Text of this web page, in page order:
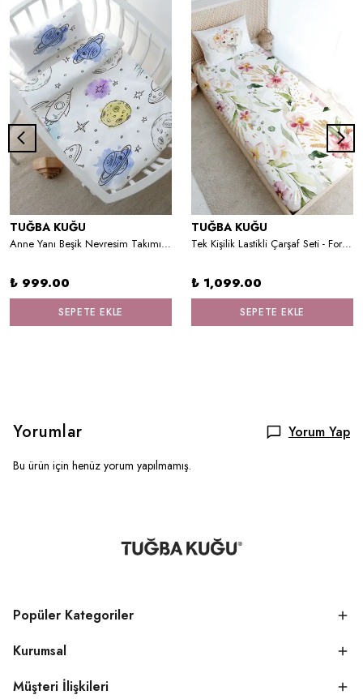
TUĞBA KUĞU
Anne Yanı Beşik Nevresim Takımı (60x100) - Iconic Serisi - Çizgisel Uzay
₺ 999.00
SEPETE EKLE
TUĞBA KUĞU
Tek Kişilik Lastikli Çarşaf Seti - For Baby Serisi - Suluboya Fil
₺ 1,099.00
SEPETE EKLE
Yorumlar Yorum Yap
Bu ürün için henüz yorum yapılmamış.
Popüler Kategoriler
Kurumsal
Müşteri İlişkileri